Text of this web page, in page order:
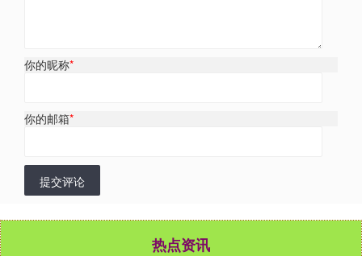
你的昵称*
你的邮箱*
提交评论
热点资讯